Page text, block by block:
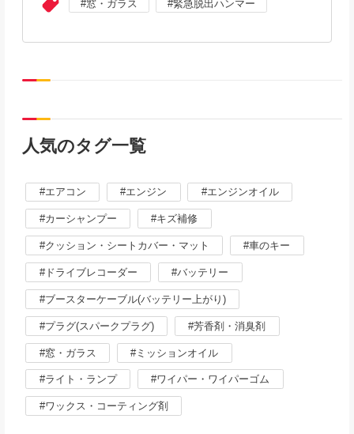
窓・ガラス 緊急脱出ハンマー
人気のタグ一覧
エアコン エンジン エンジンオイル
カーシャンプー キズ補修
クッション・シートカバー・マット 車のキー
ドライブレコーダー バッテリー
ブースターケーブル(バッテリー上がり)
プラグ(スパークプラグ) 芳香剤・消臭剤
窓・ガラス ミッションオイル
ライト・ランプ ワイパー・ワイパーゴム
ワックス・コーティング剤